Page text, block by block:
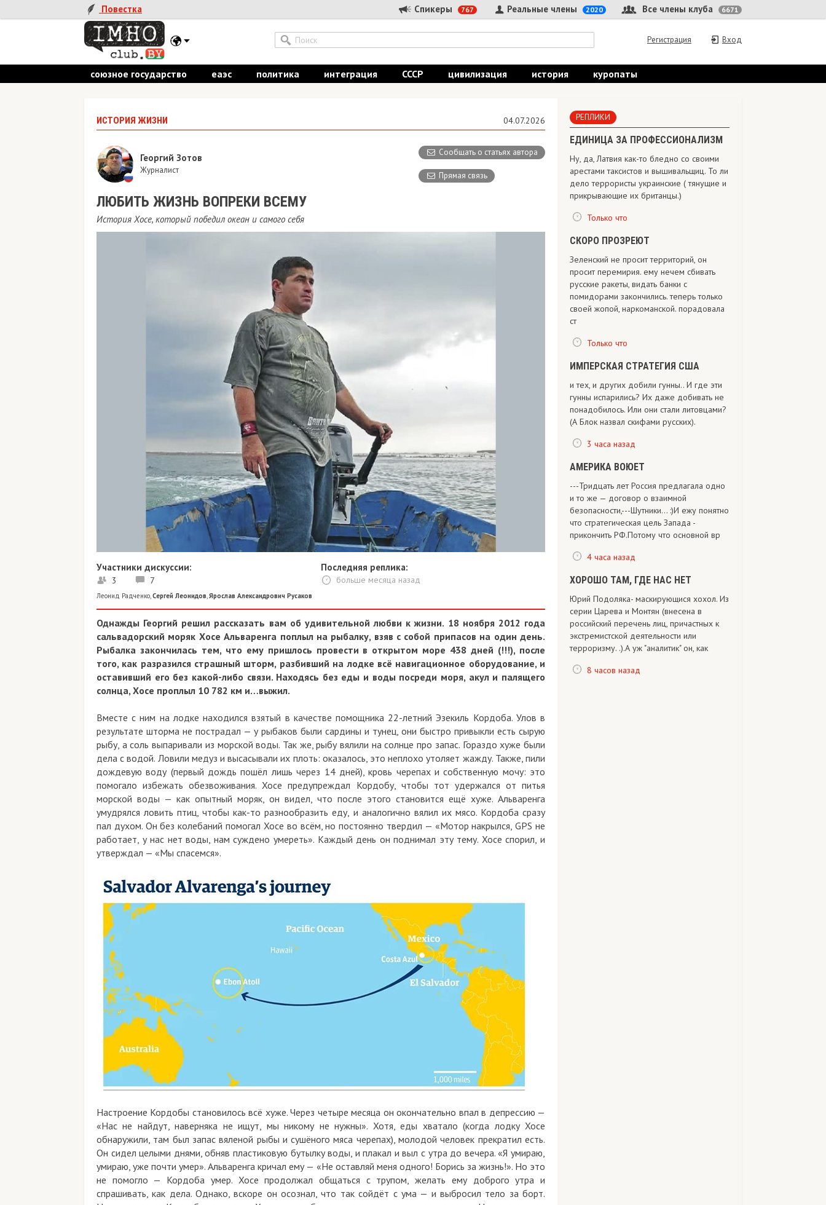
Повестка Спикеры 767 Все члены клуба 6671
Реальные члены 2020
Вход
Регистрация
союзное государство еаэс политика интеграция СССР цивилизация история куропаты
ИСТОРИЯ ЖИЗНИ 04.07.2026
Сообщать о статьях автора
Прямая связь
Георгий Зотов
Журналист
ЛЮБИТЬ ЖИЗНЬ ВОПРЕКИ ВСЕМУ
История Хосе, который победил океан и самого себя
Участники дискуссии:
3 7
Последняя реплика:
больше месяца назад
Леонид Радченко,Сергей Леонидов,Ярослав Александрович Русаков
Однажды Георгий решил рассказать вам об удивительной любви к жизни. 18 ноября 2012 года
сальвадорский моряк Хосе Альваренга поплыл на рыбалку, взяв с собой припасов на один день.
Рыбалка закончилась тем, что ему пришлось провести в открытом море 438 дней (!!!), после
того, как разразился страшный шторм, разбивший на лодке всё навигационное оборудование, и
оставивший его без какой-либо связи. Находясь без еды и воды посреди моря, акул и палящего
солнца, Хосе проплыл 10 782 км и…выжил.
Вместе с ним на лодке находился взятый в качестве помощника 22-летний Эзекиль Кордоба. Улов в
результате шторма не пострадал — у рыбаков были сардины и тунец, они быстро привыкли есть сырую
рыбу, а соль выпаривали из морской воды. Так же, рыбу вялили на солнце про запас. Гораздо хуже были
дела с водой. Ловили медуз и высасывали их плоть: оказалось, это неплохо утоляет жажду. Также, пили
дождевую воду (первый дождь пошёл лишь через 14 дней), кровь черепах и собственную мочу: это
помогало избежать обезвоживания. Хосе предупреждал Кордобу, чтобы тот удержался от питья
морской воды — как опытный моряк, он видел, что после этого становится ещё хуже. Альваренга
умудрялся ловить птиц, чтобы как-то разнообразить еду, и аналогично вялил их мясо. Кордоба сразу
пал духом. Он без колебаний помогал Хосе во всём, но постоянно твердил — «Мотор накрылся, GPS не
работает, у нас нет воды, нам суждено умереть». Каждый день он поднимал эту тему. Хосе спорил, и
утверждал — «Мы спасемся».
Настроение Кордобы становилось всё хуже. Через четыре месяца он окончательно впал в депрессию —
«Нас не найдут, наверняка не ищут, мы никому не нужны». Хотя, еды хватало (когда лодку Хосе
обнаружили, там был запас вяленой рыбы и сушёного мяса черепах), молодой человек прекратил есть.
Он сидел целыми днями, обняв пластиковую бутылку воды, и плакал и выл с утра до вечера. «Я умираю,
умираю, уже почти умер». Альваренга кричал ему — «Не оставляй меня одного! Борись за жизнь!». Но это
не помогло — Кордоба умер. Хосе продолжал общаться с трупом, желать ему доброго утра и
спрашивать, как дела. Однако, вскоре он осознал, что так сойдёт с ума — и выбросил тело за борт.
РЕПЛИКИ
ЕДИНИЦА ЗА ПРОФЕССИОНАЛИЗМ
Ну, да, Латвия как-то бледно со своими
арестами таксистов и вышивальщиц. То ли
дело террористы украинские ( тянущие и
прикрывающие их британцы.)
Только что
СКОРО ПРОЗРЕЮТ
Зеленский не просит территорий, он
просит перемирия. ему нечем сбивать
русские ракеты, видать банки с
помидорами закончились. теперь только
своей жопой, наркоманской. порадовала
ст
Только что
ИМПЕРСКАЯ СТРАТЕГИЯ США
и тех, и других добили гунны.. И где эти
гунны испарились? Их даже добивать не
понадобилось. Или они стали литовцами?
(А Блок назвал скифами русских).
3 часа назад
АМЕРИКА ВОЮЕТ
---Тридцать лет Россия предлагала одно
и то же — договор о взаимной
безопасности,---Шутники... :)И ежу понятно
что стратегическая цель Запада -
прикончить РФ.Потому что основной вр
4 часа назад
ХОРОШО ТАМ, ГДЕ НАС НЕТ
Юрий Подоляка- маскирующися хохол. Из
серии Царева и Монтян (внесена в
российский перечень лиц, причастных к
экстремистской деятельности или
терроризму. .).А уж "аналитик" он, как
8 часов назад